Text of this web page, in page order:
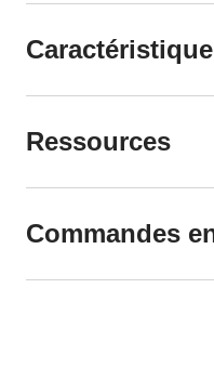
Ressources
Commandes